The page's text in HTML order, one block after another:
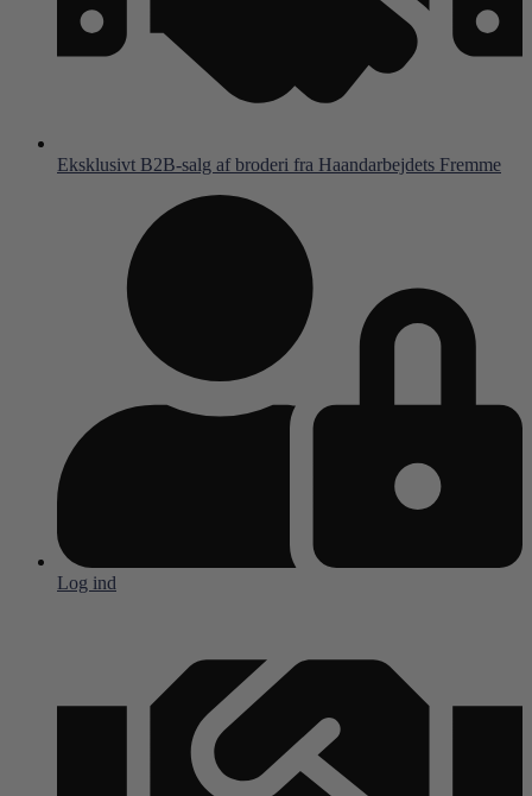
Eksklusivt B2B-salg af broderi fra Haandarbejdets Fremme
Log ind